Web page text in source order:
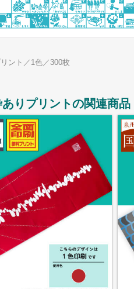
ント／1色／300枚
りプリントの関連商品